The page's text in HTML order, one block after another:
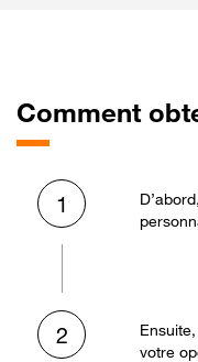
Comment
1
2
votre